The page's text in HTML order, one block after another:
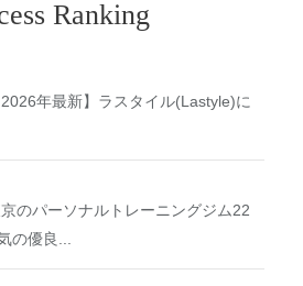
Ranking
2026年最新】ラスタイル(Lastyle)に
のパーソナルトレーニングジム22
の優良...